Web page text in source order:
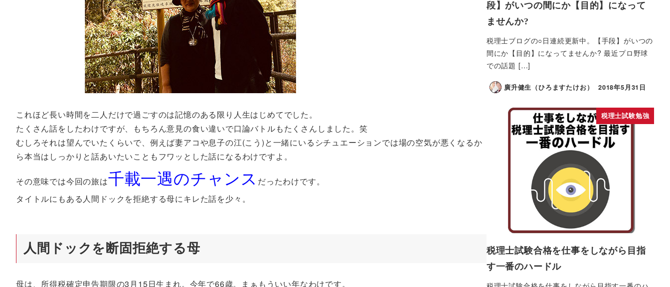
これほど長い時間を二人だけで過ごすのは記憶のある限り人生はじめてでした。
たくさん話をしたわけですが、もちろん意見の食い違いで口論バトルもたくさんしました。笑
むしろそれは望んでいたくらいで、例えば妻アコや息子の江(こう)と一緒にいるシチュエーションでは場の空気が悪くなるか
ら本当はしっかりと話あいたいこともフワッとした話になるわけですよ。
その意味では今回の旅は千載一遇のチャンス だったわけです。
タイトルにもある人間ドックを拒絶する母にキレた話を少々。
人間ドックを断固拒絶する母
母は、所得税確定申告期限の3月15日生まれ。今年で66歳。まぁもういい年なわけです。
段】がいつの間にか【目的】になって
ませんか?
税理士ブログの○日連続更新中。【手段】がいつの
間にか【目的】になってませんか? 最近プロ野球
での話題 […]
廣升健生（ひろますたけお） 2018年5月31日
税理士試験勉強
税理士試験合格を仕事をしながら目指
す一番のハードル